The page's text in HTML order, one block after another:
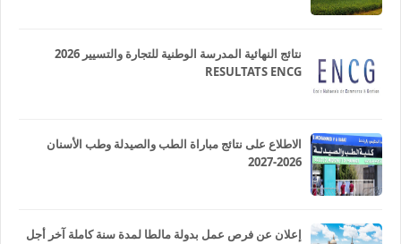
نتائج النهائية المدرسة الوطنية للتجارة والتسيير 2026
RESULTATS ENCG
الاطلاع على نتائج مباراة الطب والصيدلة وطب الأسنان
2026-2027
إعلان عن فرص عمل بدولة مالطا لمدة سنة كاملة آخر أجل